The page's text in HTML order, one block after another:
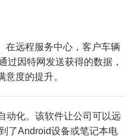
在远程服务中心，客户车辆
过因特网发送获得的数据，
度的提升。
动化。该软件让公司可以远
了Android设备或笔记本电